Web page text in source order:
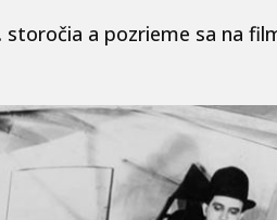
a pozrieme sa na